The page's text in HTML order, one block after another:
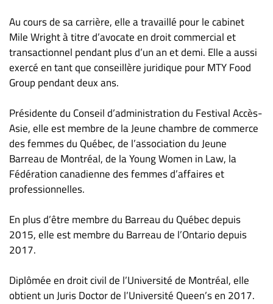
Au cours de sa carrière, elle a travaillé pour le cabinet
Mile Wright à titre d’avocate en droit commercial et
transactionnel pendant plus d’un an et demi. Elle a aussi
exercé en tant que conseillère juridique pour MTY Food
Group pendant deux ans.
Présidente du Conseil d’administration du Festival Accès-
Asie, elle est membre de la Jeune chambre de commerce
des femmes du Québec, de l’association du Jeune
Barreau de Montréal, de la Young Women in Law, la
Fédération canadienne des femmes d’affaires et
professionnelles.
En plus d’être membre du Barreau du Québec depuis
2015, elle est membre du Barreau de l’Ontario depuis
2017.
Diplômée en droit civil de l’Université de Montréal, elle
obtient un Juris Doctor de l’Université Queen’s en 2017.